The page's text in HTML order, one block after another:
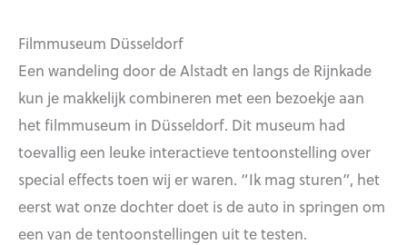
Filmmuseum Düsseldorf
Een wandeling door de Alstadt en langs de Rijnkade
kun je makkelijk combineren met een bezoekje aan
het filmmuseum in Düsseldorf. Dit museum had
toevallig een leuke interactieve tentoonstelling over
special effects toen wij er waren. “Ik mag sturen”, het
eerst wat onze dochter doet is de auto in springen om
een van de tentoonstellingen uit te testen.